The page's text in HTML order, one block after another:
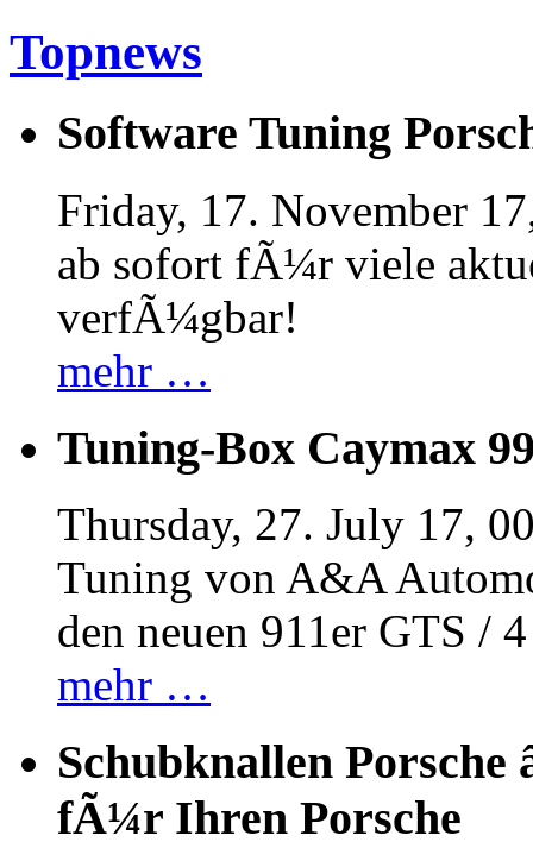
Topnews
Software Tuning
Friday, 17. November
ab sofort fÃ¼r viele
verfÃ¼gbar!
mehr …
Tuning-Box Caymax
Thursday, 27. July 17,
Tuning von A&A
den neuen 911er GTS /
mehr …
Schubknallen Porsche
fÃ¼r Ihren Porsche